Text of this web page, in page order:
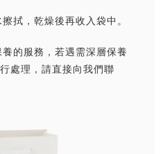
拭，乾燥後再收入袋中。
的服務，若遇需深層保養
處理，請直接向我們聯